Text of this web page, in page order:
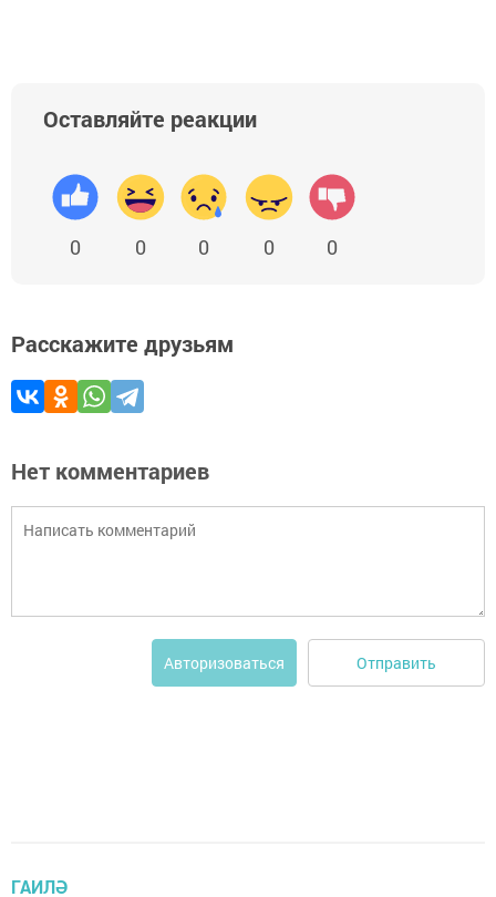
Оставляйте реакции
0 0 0 0 0
Расскажите друзьям
Нет комментариев
Авторизоваться Отправить
ГАИЛӘ